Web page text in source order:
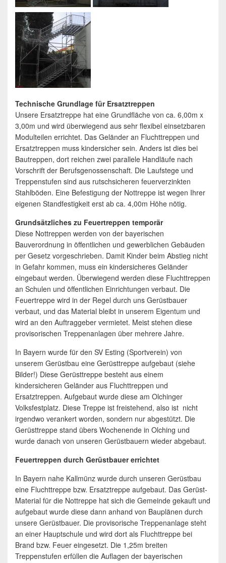
Technische Grundlage für Ersatztreppen
Unsere Ersatztreppe hat eine Grundfläche von ca. 6,00m x
3,00m und wird überwiegend aus sehr flexibel einsetzbaren
Modulteilen errichtet. Das Geländer an Fluchttreppen und
Ersatztreppen muss kindersicher sein. Anders ist dies bei
Bautreppen, dort reichen zwei parallele Handläufe nach
Vorschrift der Berufsgenossenschaft. Die Laufstege und
Treppenstufen sind aus rutschsicheren feuerverzinkten
Stahlböden. Eine Befestigung der Nottreppe ist wegen Ihrer
eigenen Standfestigkeit erst ab ca. 4,00m Höhe nötig.
Grundsätzliches zu Feuertreppen temporär
Diese Nottreppen werden von der bayerischen
Bauverordnung in öffentlichen und gewerblichen Gebäuden
per Gesetz vorgeschrieben. Damit Kinder beim Abstieg nicht
in Gefahr kommen, muss ein kindersicheres Geländer
eingebaut werden. Überwiegend werden diese Fluchttreppen
an Schulen und öffentlichen Einrichtungen verbaut. Die
Feuertreppe wird in der Regel durch uns Gerüstbauer
verbaut, und das Material bleibt in unserem Eigentum und
wird an den Auftraggeber vermietet. Meist stehen diese
provisorischen Treppenanlagen über mehrere Jahre.
In Bayern wurde für den SV Esting (Sportverein) von
unserem Gerüstbau eine Gerüsttreppe aufgebaut (siehe
Bilder!) Diese Gerüsttreppe besteht aus einem
kindersicheren Geländer aus Fluchttreppen und
Ersatztreppen. Aufgebaut wurde diese am Olchinger
Volksfestplatz. Diese Treppe ist freistehend, also ist nicht
irgendwo verankert worden, sondern nur abgestützt. Die
Gerüsttreppe stand übers Wochenende in Olching und
wurde danach von unseren Gerüstbauern wieder abgebaut.
Feuertreppen durch Gerüstbauer errichtet
In Bayern nahe Kallmünz wurde durch unseren Gerüstbau
eine Fluchttreppe bzw. Ersatztreppe aufgebaut. Das Gerüst-
Material für die Nottreppe hat sich die Gemeinde gekauft und
aufgebaut wurde diese dann anhand von Bauplänen durch
unsere Gerüstbauer. Die provisorische Treppenanlage steht
an einer Hauptschule und wird dort als Fluchttreppe bei
Brand bzw. Feuer eingesetzt. Die 1,25m breiten
Treppenstufen erfüllen die Auflagen der bayerischen